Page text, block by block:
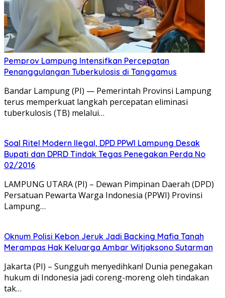
Pemprov Lampung Intensifkan Percepatan
Penanggulangan Tuberkulosis di Tanggamus
Bandar Lampung (PI) — Pemerintah Provinsi Lampung
terus memperkuat langkah percepatan eliminasi
tuberkulosis (TB) melalui…
Soal Ritel Modern Ilegal, DPD PPWI Lampung Desak
Bupati dan DPRD Tindak Tegas Penegakan Perda No
02/2016
​LAMPUNG UTARA (PI) – Dewan Pimpinan Daerah (DPD)
Persatuan Pewarta Warga Indonesia (PPWI) Provinsi
Lampung…
Oknum Polisi Kebon Jeruk Jadi Backing Mafia Tanah
Merampas Hak Keluarga Ambar Witjaksono Sutarman
Jakarta (PI) – Sungguh menyedihkan! Dunia penegakan
hukum di Indonesia jadi coreng-moreng oleh tindakan
tak…